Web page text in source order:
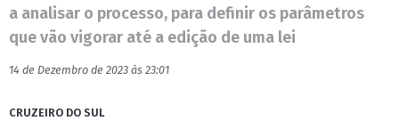
a analisar o processo, para definir os parâmetros
que vão vigorar até a edição de uma lei
14 de Dezembro de 2023 às 23:01
CRUZEIRO DO SUL